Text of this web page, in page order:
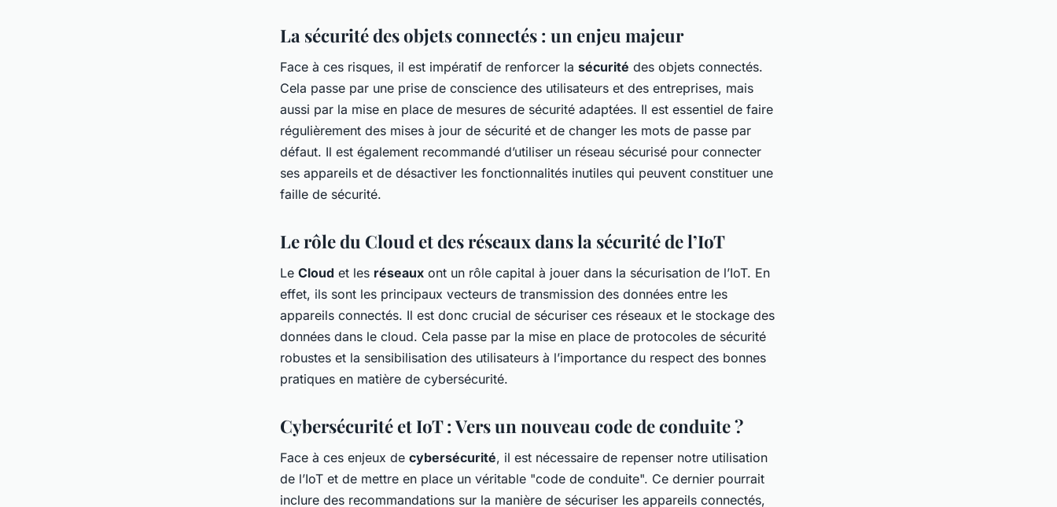
La sécurité des objets connectés : un enjeu majeur
Face à ces risques, il est impératif de renforcer la sécurité des objets connectés.
Cela passe par une prise de conscience des utilisateurs et des entreprises, mais
aussi par la mise en place de mesures de sécurité adaptées. Il est essentiel de faire
régulièrement des mises à jour de sécurité et de changer les mots de passe par
défaut. Il est également recommandé d’utiliser un réseau sécurisé pour connecter
ses appareils et de désactiver les fonctionnalités inutiles qui peuvent constituer une
faille de sécurité.
Le rôle du Cloud et des réseaux dans la sécurité de l’IoT
Le Cloud et les réseaux ont un rôle capital à jouer dans la sécurisation de l’IoT. En
effet, ils sont les principaux vecteurs de transmission des données entre les
appareils connectés. Il est donc crucial de sécuriser ces réseaux et le stockage des
données dans le cloud. Cela passe par la mise en place de protocoles de sécurité
robustes et la sensibilisation des utilisateurs à l’importance du respect des bonnes
pratiques en matière de cybersécurité.
Cybersécurité et IoT : Vers un nouveau code de conduite ?
Face à ces enjeux de cybersécurité, il est nécessaire de repenser notre utilisation
de l’IoT et de mettre en place un véritable "code de conduite". Ce dernier pourrait
inclure des recommandations sur la manière de sécuriser les appareils connectés,